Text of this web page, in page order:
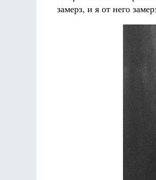
замерз, и я от него